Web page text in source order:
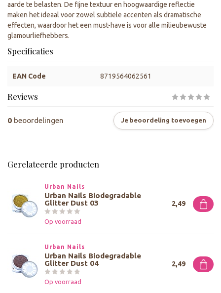
aarde te belasten. De fijne textuur en hoogwaardige reflectie
maken het ideaal voor zowel subtiele accenten als dramatische
effecten, waardoor het een must-have is voor alle milieubewuste
glamourliefhebbers.
Specificaties
EAN Code 8719564062561
Reviews
0 beoordelingen Je beoordeling toevoegen
Gerelateerde producten
Urban Nails
Urban Nails Biodegradable
Glitter Dust 03
Op voorraad
2,49
Urban Nails
Urban Nails Biodegradable
Glitter Dust 04
Op voorraad
2,49